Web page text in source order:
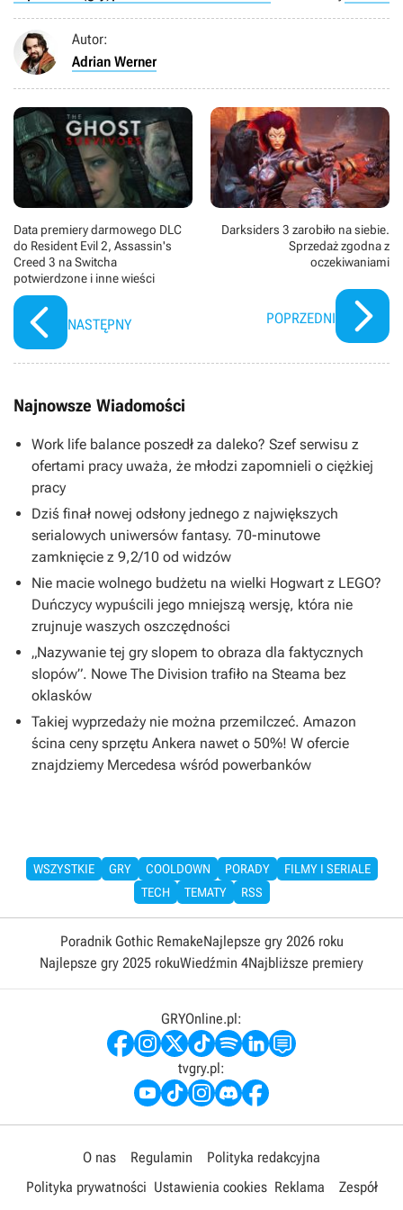
Autor:
Adrian Werner
Data premiery darmowego DLC
do Resident Evil 2, Assassin's
Creed 3 na Switcha
potwierdzone i inne wieści
NASTĘPNY
Darksiders 3 zarobiło na siebie.
Sprzedaż zgodna z
oczekiwaniami
POPRZEDNI
Najnowsze Wiadomości
Work life balance poszedł za daleko? Szef serwisu z
ofertami pracy uważa, że młodzi zapomnieli o ciężkiej
pracy
Dziś finał nowej odsłony jednego z największych
serialowych uniwersów fantasy. 70-minutowe
zamknięcie z 9,2/10 od widzów
Nie macie wolnego budżetu na wielki Hogwart z LEGO?
Duńczycy wypuścili jego mniejszą wersję, która nie
zrujnuje waszych oszczędności
„Nazywanie tej gry slopem to obraza dla faktycznych
slopów”. Nowe The Division trafiło na Steama bez
oklasków
Takiej wyprzedaży nie można przemilczeć. Amazon
ścina ceny sprzętu Ankera nawet o 50%! W ofercie
znajdziemy Mercedesa wśród powerbanków
WSZYSTKIE GRY COOLDOWN PORADY
FILMY I SERIALE
TECH
TEMATY RSS
Poradnik Gothic RemakeNajlepsze gry 2026 roku
Najlepsze gry 2025 rokuWiedźmin 4Najbliższe premiery
GRYOnline.pl:
tvgry.pl:
O nas Regulamin
Polityka redakcyjna
Polityka prywatności Ustawienia cookies Reklama
Zespół